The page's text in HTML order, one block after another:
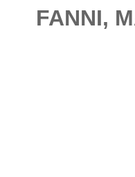
FANNI,